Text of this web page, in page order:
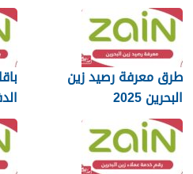
طرق معرفة رصيد زين
البحرين 2025